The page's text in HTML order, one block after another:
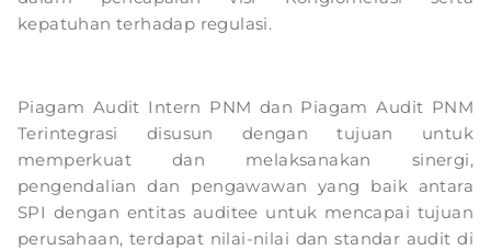
kepatuhan terhadap regulasi.
Piagam Audit Intern PNM dan Piagam Audit PNM
Terintegrasi disusun dengan tujuan untuk
memperkuat dan melaksanakan sinergi,
pengendalian dan pengawawan yang baik antara
SPI dengan entitas auditee untuk mencapai tujuan
perusahaan, terdapat nilai-nilai dan standar audit di